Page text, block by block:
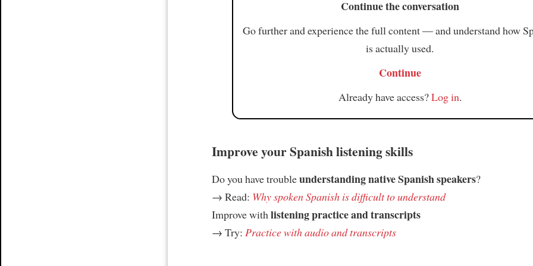
Continue the conversation
Go further and experience the full content — and understand how
is actually used.
Continue
Already have access?Log in.
Improve your Spanish listening skills
Do you have troubleunderstanding native Spanish speakers?
→ Read: Why spoken Spanish is difficult to understand
Improve withlistening practice and transcripts
→ Try: Practice with audio and transcripts